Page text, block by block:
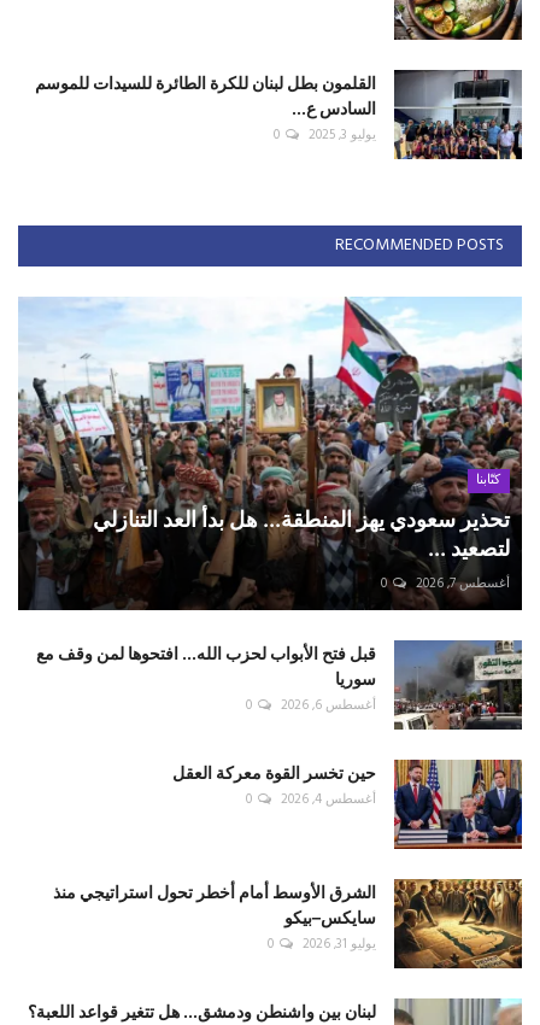
القلمون بطل لبنان للكرة الطائرة للسيدات للموسم
السادس ع...
يوليو 3, 2025 0
RECOMMENDED POSTS
كتّابنا
تحذير سعودي يهز المنطقة... هل بدأ العد التنازلي
لتصعيد ...
أغسطس 7, 2026 0
قبل فتح الأبواب لحزب الله... افتحوها لمن وقف مع
سوريا
أغسطس 6, 2026 0
حين تخسر القوة معركة العقل
أغسطس 4, 2026 0
الشرق الأوسط أمام أخطر تحول استراتيجي منذ
سايكس–بيكو
يوليو 31, 2026 0
لبنان بين واشنطن ودمشق... هل تتغير قواعد اللعبة؟